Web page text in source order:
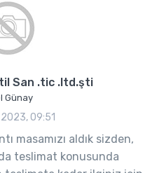
San .tic .ltd.şti
Günay
2023, 09:51
masamızı aldık sizden,
teslimat konusunda